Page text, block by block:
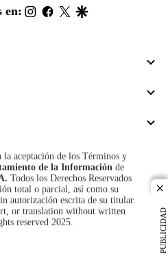
PUBLICIDAD
footer
en: instagram
facebook
twitter
aceptación de los Términos y
de la Información de
Todos los Derechos Reservados
total o parcial, así como su
autorización escrita de su titular.
or translation without written
reserved 2025.